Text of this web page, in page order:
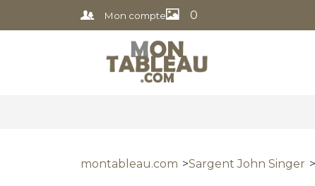
Mon compte 0
montableau.com Sargent John Singer